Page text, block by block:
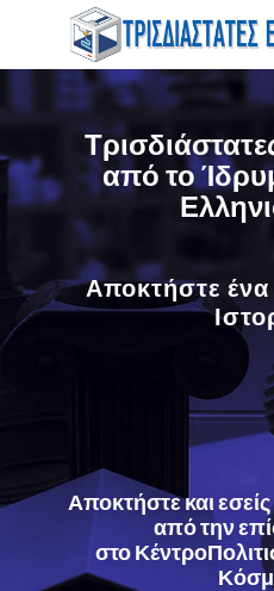
από το
Αποκτήστε ένα
Αποκτήστε και
από την
στο Κέντρο